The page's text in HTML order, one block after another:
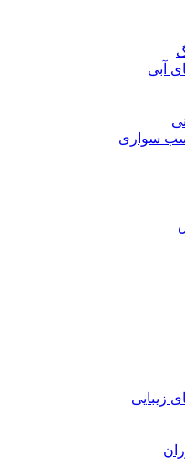
آبی
سواری
زیبایی